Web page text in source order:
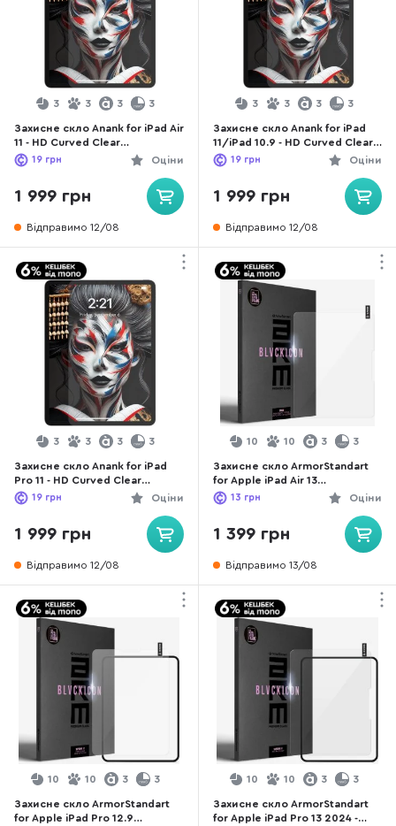
3 3 3 3
Захисне скло Anank for iPad Air
11 - HD Curved Clear
(6975593904605)
Оціни
19 грн
1 999 грн
Відправимо 12/08
3 3 3 3
Захисне скло Anank for iPad
11/iPad 10.9 - HD Curved Clear
(6975593900614)
Оціни
19 грн
1 999 грн
Відправимо 12/08
3 3 3 3
Захисне скло Anank for iPad
Pro 11 - HD Curved Clear
(6975593904537)
Оціни
19 грн
1 999 грн
Відправимо 12/08
10 10 3 3
Захисне скло ArmorStandart
for Apple iPad Air 13
2026/2025/2024 - Space Black
Icon (ARM91672)
Оціни
13 грн
1 399 грн
Відправимо 13/08
10 10 3 3
Захисне скло ArmorStandart
for Apple iPad Pro 12.9
10 10 3 3
Захисне скло ArmorStandart
for Apple iPad Pro 13 2024 -